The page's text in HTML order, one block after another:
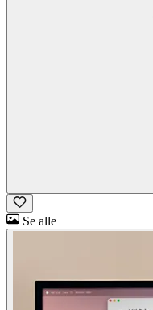
Se alle